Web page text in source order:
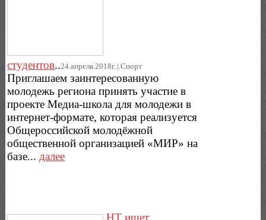
студентов..24.апреля.2018г..|.Спорт
Приглашаем заинтересованную
молодежь региона принять участие в
проекте Медиа-школа для молодежи в
интернет-формате, которая реализуется
Общероссийской молодёжной
общественной организацией «МИР» на
базе... далее
НТ ищет